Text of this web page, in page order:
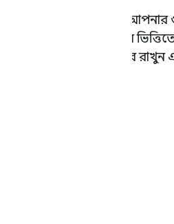
এবং অভিজ্ঞতার স্তর দিয়ে
যাতে আপনার দেওয়া তথ্যের
পেশাগত উন্নতির হিসাব রাখুন